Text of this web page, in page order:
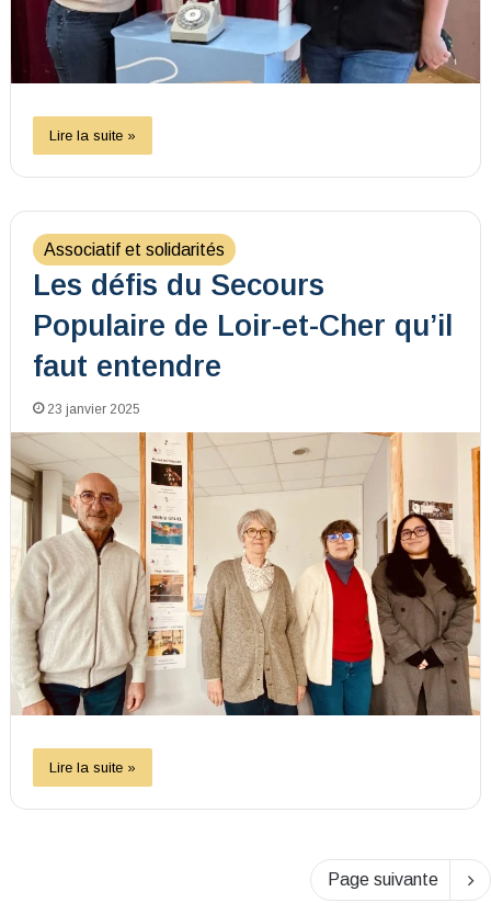
Lire la suite »
Associatif et solidarités
Les défis du Secours
Populaire de Loir-et-Cher qu’il
faut entendre
23 janvier 2025
Lire la suite »
Page suivante